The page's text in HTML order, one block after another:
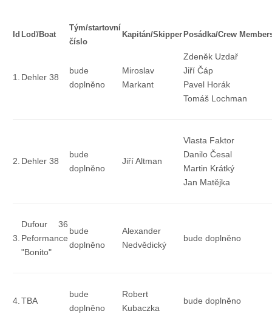
Kapitánské zkoušky
Soutěže a závody
Pohár mistrů
Mezinárodní pohár
Id Loď/Boat
Tým/startovní
číslo
Kapitán/Skipper Posádka/Crew
1. Dehler 38
bude
doplněno
Miroslav
Markant
Zdeněk Uzdař
Jiří Čáp
Pavel Horák
Tomáš Lochman
2. Dehler 38
bude
doplněno
Jiří Altman
Vlasta Faktor
Danilo Česal
Martin Krátký
Jan Matějka
3.
Dufour 36
Peformance
"Bonito"
bude
doplněno
Alexander
Nedvědický
bude doplněno
4. TBA
bude
doplněno
Robert
Kubaczka
bude doplněno